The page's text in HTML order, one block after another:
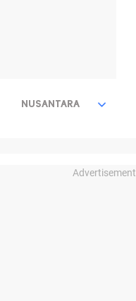
NUSANTARA
Advertisement